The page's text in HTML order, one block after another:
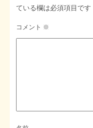
ている欄は必須項目です
コメント ※